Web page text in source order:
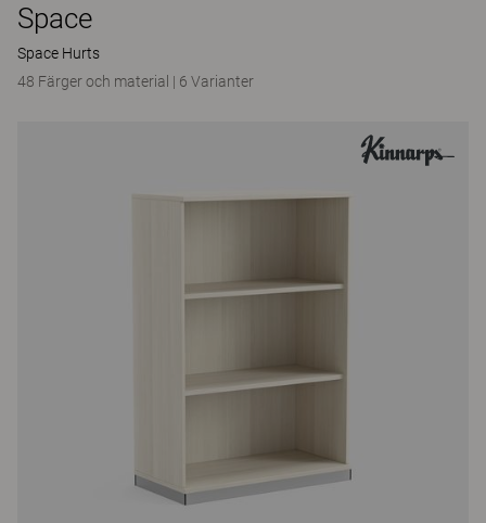
Space
Space Hurts
48 Färger och material | 6 Varianter